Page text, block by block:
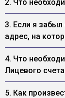
2. Что
3. Если я
адрес, на
4. Что
Лицевого
5. Как